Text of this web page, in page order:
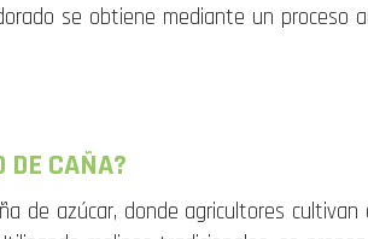
se obtiene mediante un
DE CAÑA?
de azúcar, donde agricultores cultivan